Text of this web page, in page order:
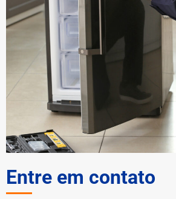
Entre em contato